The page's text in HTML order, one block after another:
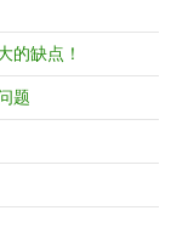
的缺点！
题